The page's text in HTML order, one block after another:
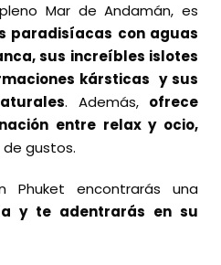
Mar de Andamán, es
paradisíacas con aguas
sus increíbles islotes
kársticas y sus
. Además, ofrece
entre relax y ocio,
gustos.
Phuket encontrarás una
y te adentrarás en su